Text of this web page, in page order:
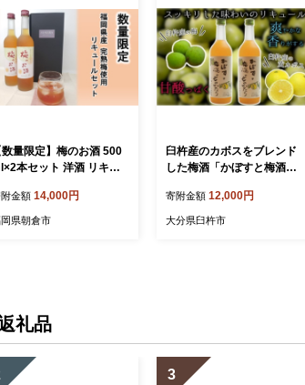
数量限定】梅のお酒 500
本セット 洋酒 リキュ
金額 14,000円
県朝倉市
臼杵産のカボスをブレンド
した梅酒「かぼすと梅酒の
寄附金額 12,000円
大分県臼杵市
礼品
3